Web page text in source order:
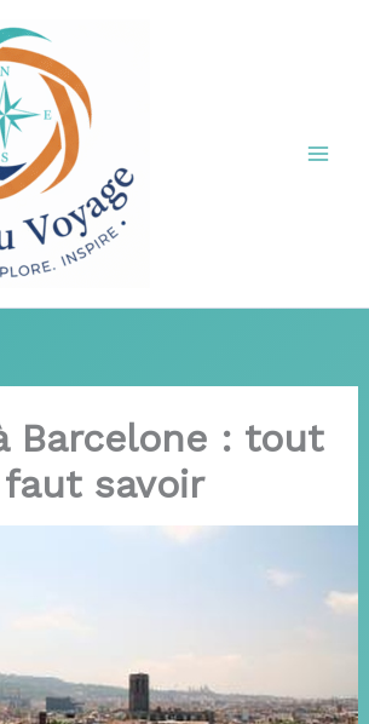
Barcelone : tout
faut savoir